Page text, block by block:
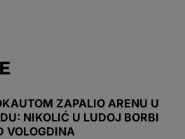
ZAPALIO ARENU U
NIKOLIĆ U LUDOJ BORBI
VOLOGDINA